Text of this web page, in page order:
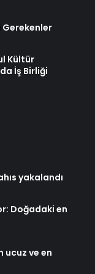
Gerekenler
Kültür
İş Birliği
yakalandı
Doğadaki en
ucuz ve en